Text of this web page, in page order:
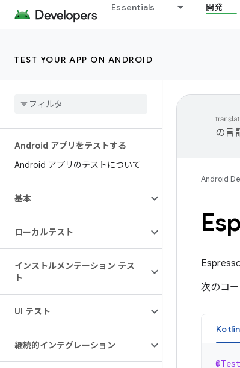
Essentials 開発
TEST YOUR APP ON ANDROID
Android アプリをテストする
Android アプリのテストについて
基本
ローカルテスト
インストルメンテーション テス
ト
UI テスト
継続的インテグレーション
の言
Android
次のコ
Kotlin
@Test